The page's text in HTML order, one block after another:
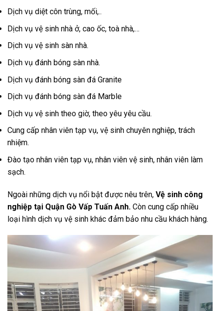
Dịch vụ diệt côn trùng, mối,..
Dịch vụ vệ sinh nhà ở, cao ốc, toà nhà,…
Dịch vụ vệ sinh sàn nhà.
Dịch vụ đánh bóng sàn nhà.
Dịch vụ đánh bóng sàn đá Granite
Dịch vụ đánh bóng sàn đá Marble
Dịch vụ vệ sinh theo giờ, theo yêu yêu cầu.
Cung cấp nhân viên tạp vụ, vệ sinh chuyên nghiệp, trách
nhiệm.
Đào tạo nhân viên tạp vụ, nhân viên vệ sinh, nhân viên làm
sạch.
Ngoài những dịch vụ nổi bật được nêu trên, Vệ sinh công
nghiệp tại Quận Gò Vấp Tuấn Anh. Còn cung cấp nhiều
loại hình dịch vụ vệ sinh khác đảm bảo nhu cầu khách hàng.